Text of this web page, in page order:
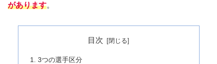
があります。
目次
3つの選手区分